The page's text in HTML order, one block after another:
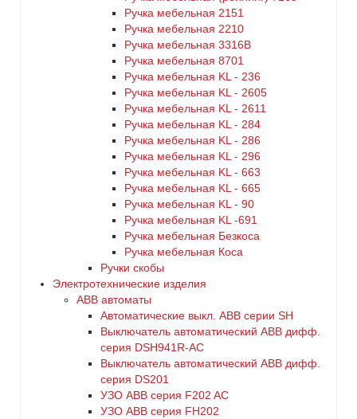
Ручка мебельная 2151
Ручка мебельная 2210
Ручка мебельная 3316B
Ручка мебельная 8701
Ручка мебельная KL - 236
Ручка мебельная KL - 2605
Ручка мебельная KL - 2611
Ручка мебельная KL - 284
Ручка мебельная KL - 286
Ручка мебельная KL - 296
Ручка мебельная KL - 663
Ручка мебельная KL - 665
Ручка мебельная KL - 90
Ручка мебельная KL -691
Ручка мебельная Безкоса
Ручка мебельная Коса
Ручки скобы
Электротехнические изделия
ABB автоматы
Автоматические выкл. ABB серии SH
Выключатель автоматический ABB дифф.
серия DSH941R-AC
Выключатель автоматический АВВ дифф.
серия DS201
УЗО ABB серия F202 AC
УЗО АВВ серия FH202